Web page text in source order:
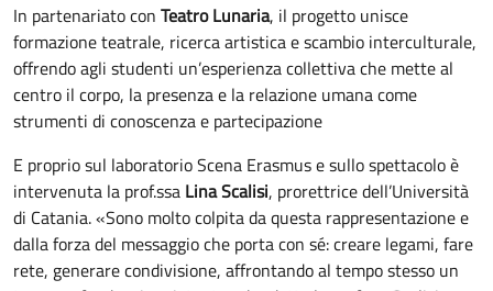
In partenariato con Teatro Lunaria, il progetto unisce
formazione teatrale, ricerca artistica e scambio interculturale,
offrendo agli studenti un’esperienza collettiva che mette al
centro il corpo, la presenza e la relazione umana come
strumenti di conoscenza e partecipazione
E proprio sul laboratorio Scena Erasmus e sullo spettacolo è
intervenuta la prof.ssa Lina Scalisi, prorettrice dell’Università
di Catania. «Sono molto colpita da questa rappresentazione e
dalla forza del messaggio che porta con sé: creare legami, fare
rete, generare condivisione, affrontando al tempo stesso un